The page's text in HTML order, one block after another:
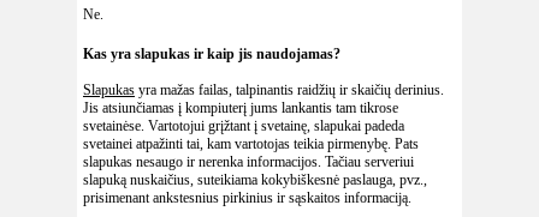
Ne.
Kas yra slapukas ir kaip jis naudojamas?
Slapukas yra mažas failas, talpinantis raidžių ir skaičių derinius.
Jis atsiunčiamas į kompiuterį jums lankantis tam tikrose
svetainėse. Vartotojui grįžtant į svetainę, slapukai padeda
svetainei atpažinti tai, kam vartotojas teikia pirmenybę. Pats
slapukas nesaugo ir nerenka informacijos. Tačiau serveriui
slapuką nuskaičius, suteikiama kokybiškesnė paslauga, pvz.,
prisimenant ankstesnius pirkinius ir sąskaitos informaciją.